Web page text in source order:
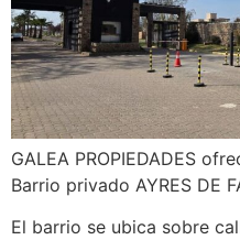
GALEA PROPIEDADES
Barrio privado AYRES DE
El barrio se ubica sobre